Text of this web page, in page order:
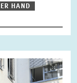
HAND